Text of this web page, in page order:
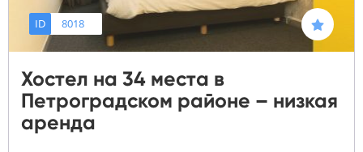
ID 8018
Хостел на 34 места в
Петроградском районе – низкая
аренда